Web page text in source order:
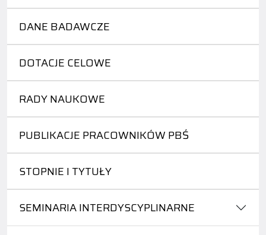
DANE BADAWCZE
DOTACJE CELOWE
RADY NAUKOWE
PUBLIKACJE PRACOWNIKÓW PBŚ
STOPNIE I TYTUŁY
SEMINARIA INTERDYSCYPLINARNE